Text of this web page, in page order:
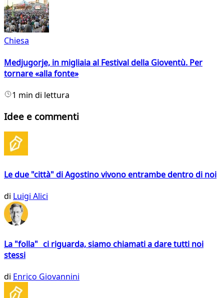
Chiesa
Medjugorje, in migliaia al Festival della Gioventù. Per
tornare «alla fonte»
1 min di lettura
Idee e commenti
Le due "città" di Agostino vivono entrambe dentro di noi
di Luigi Alici
La "folla" ci riguarda, siamo chiamati a dare tutti noi
stessi
di Enrico Giovannini